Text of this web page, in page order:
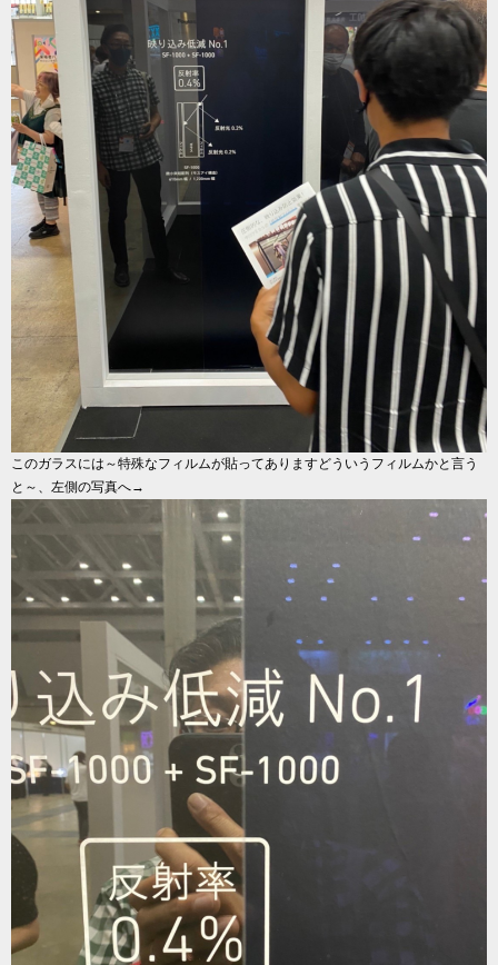
このガラスには～特殊なフィルムが貼ってありますどういうフィルムかと言う
と～、左側の写真へ→